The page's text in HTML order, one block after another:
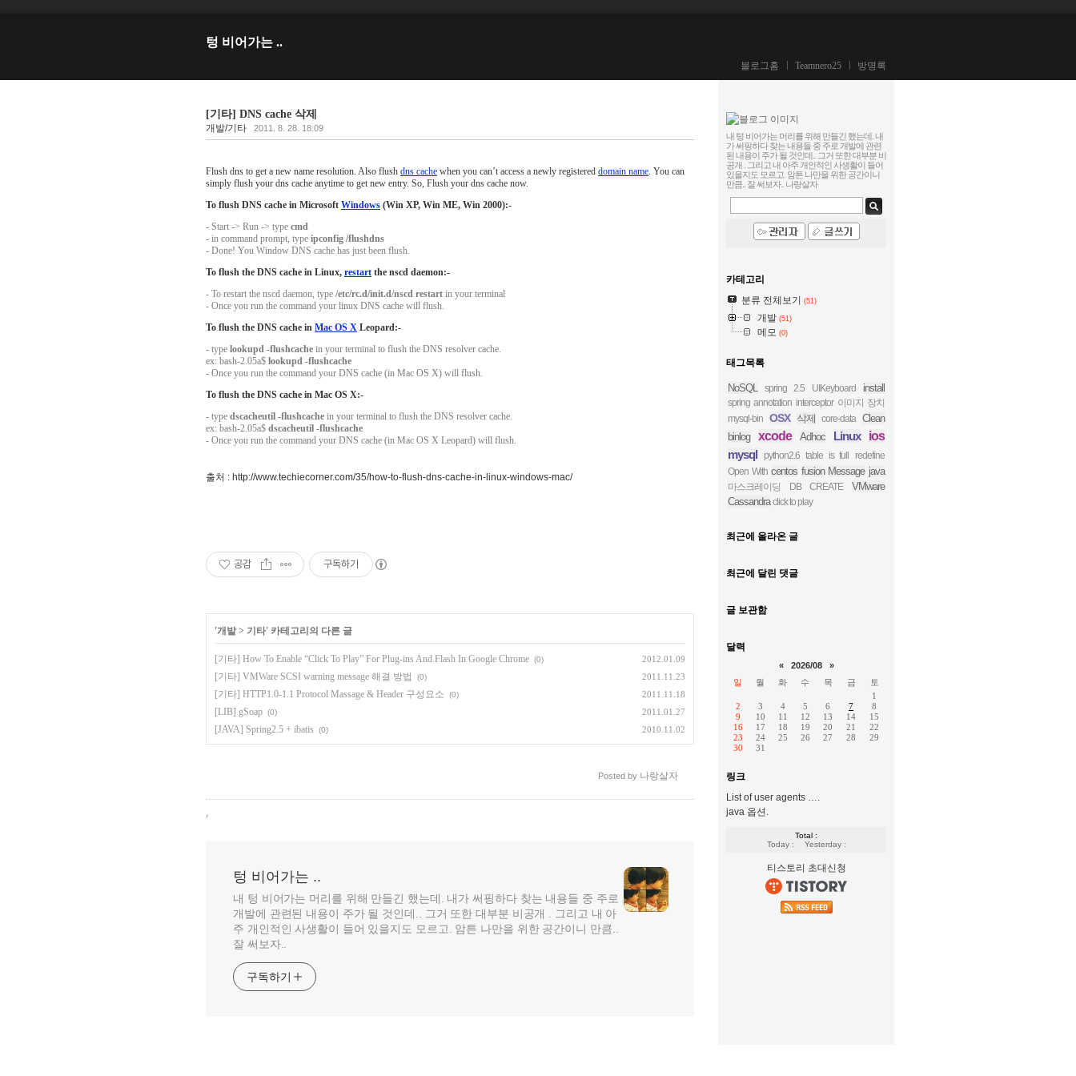
텅 비어가는 ..
블로그홈 Teamnero25 방명록
[기타] DNS cache 삭제
개발/기타 2011. 8. 28. 18:09
Flush dns to get a new name resolution. Also flush dns cache when you can’t access a newly registered domain name. You can
simply flush your dns cache anytime to get new entry. So, Flush your dns cache now.
To flush DNS cache in Microsoft Windows (Win XP, Win ME, Win 2000):-
- Start -> Run -> type cmd
- in command prompt, type ipconfig /flushdns
- Done! You Window DNS cache has just been flush.
To flush the DNS cache in Linux, restart the nscd daemon:-
- To restart the nscd daemon, type /etc/rc.d/init.d/nscd restart in your terminal
- Once you run the command your linux DNS cache will flush.
To flush the DNS cache in Mac OS X Leopard:-
- type lookupd -flushcache in your terminal to flush the DNS resolver cache.
ex: bash-2.05a$ lookupd -flushcache
- Once you run the command your DNS cache (in Mac OS X) will flush.
To flush the DNS cache in Mac OS X:-
- type dscacheutil -flushcache in your terminal to flush the DNS resolver cache.
ex: bash-2.05a$ dscacheutil -flushcache
- Once you run the command your DNS cache (in Mac OS X Leopard) will flush.
출처 : http://www.techiecorner.com/35/how-to-flush-dns-cache-in-linux-windows-mac/
공감 구독하기
'개발 > 기타' 카테고리의 다른 글
[기타] How To Enable “Click To Play” For Plug-ins And Flash In Google Chrome (0) 2012.01.09
[기타] VMWare SCSI warning message 해결 방법 (0) 2011.11.23
[기타] HTTP1.0-1.1 Protocol Massage & Header 구성요소 (0) 2011.11.18
[LIB] gSoap (0) 2011.01.27
[JAVA] Spring2.5 + ibatis (0) 2010.11.02
Posted by 나랑살자
,
텅 비어가는 ..
내 텅 비어가는 머리를 위해 만들긴 했는데. 내가 써핑하다 찾는 내용들 중 주로
개발에 관련된 내용이 주가 될 것인데.. 그거 또한 대부분 비공개 . 그리고 내 아
주 개인적인 사생활이 들어 있을지도 모르고. 암튼 나만을 위한 공간이니 만큼..
잘 써보자..
구독하기
내 텅 비어가는 머리를 위해 만들긴 했는데. 내
가 써핑하다 찾는 내용들 중 주로 개발에 관련
된 내용이 주가 될 것인데.. 그거 또한 대부분 비
공개 . 그리고 내 아주 개인적인 사생활이 들어
있을지도 모르고. 암튼 나만을 위한 공간이니
만큼.. 잘 써보자.. 나랑살자
카테고리
분류 전체보기 (51)
개발 (51)
메모 (0)
태그목록
NoSQL spring 2.5 UIKeyboard install
spring annotation interceptor 이미지 장치
mysql-bin OSX 삭제 core-data Clean
binlog
xcode Adhoc Linux
ios
mysql
python2.6 table is full
redefine
Open With centos fusion Message java
마스크레이딩 DB CREATE
VMware
Cassandra click to play
최근에 올라온 글
최근에 달린 댓글
글 보관함
달력
« 2026/08
»
일
월 화 수 목 금
토
1
2
3 4 5 6 7
8
9
10 11 12 13 14
15
16
17 18 19 20 21
22
23
24 25 26 27 28
29
30
31
링크
List of user agents ….
java 옵션.
Total :
Today :
Yesterday :
티스토리 초대신청